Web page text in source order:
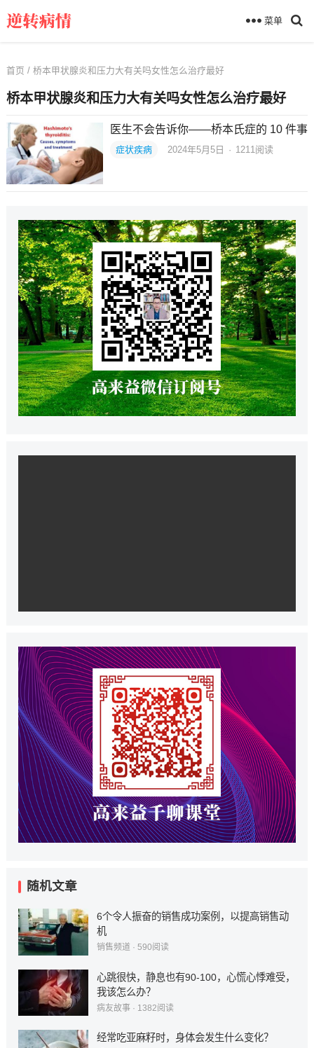
菜单
首页 / 桥本甲状腺炎和压力大有关吗女性怎么治疗最好
桥本甲状腺炎和压力大有关吗女性怎么治疗最好
医生不会告诉你——桥本氏症的 10 件事
症状疾病 2024年5月5日 · 1211 阅读
随机文章
6个令人振奋的销售成功案例，以提高销售动
机
销售频道· 590阅读
心跳很快，静息也有90-100，心慌心悸难受，
我该怎么办？
病友故事· 1382阅读
经常吃亚麻籽时，身体会发生什么变化？